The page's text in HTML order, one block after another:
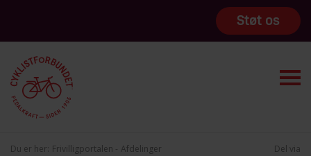
Støt os
Du er her: Frivilligportalen Afdelinger Del via